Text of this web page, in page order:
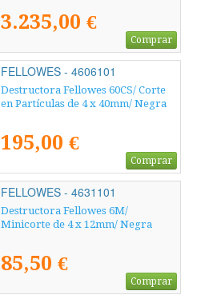
3.235,00 €
Comprar
FELLOWES - 4606101
Destructora Fellowes 60CS/ Corte
en Partículas de 4 x 40mm/ Negra
195,00 €
Comprar
FELLOWES - 4631101
Destructora Fellowes 6M/
Minicorte de 4 x 12mm/ Negra
85,50 €
Comprar